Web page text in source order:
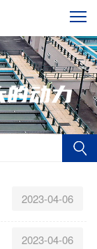
2023-04-06
2023-04-06